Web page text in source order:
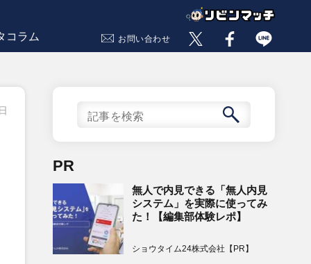
コラム お問い合わせ
PR
無人で内見できる「無人内見
システム」を実際に使ってみ
た！【編集部体験レポ】
ショウタイム24株式会社【PR】